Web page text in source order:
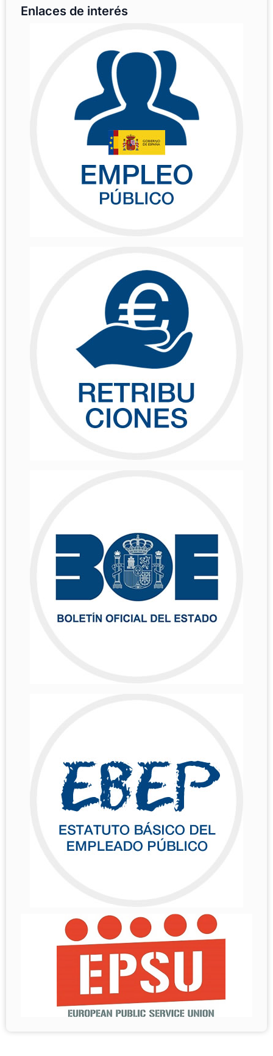
Enlaces de interés